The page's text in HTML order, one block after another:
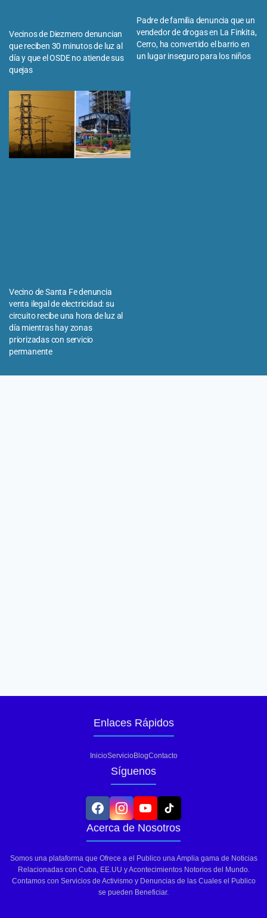
Vecinos de Diezmero denuncian
que reciben 30 minutos de luz al
día y que el OSDE no atiende sus
quejas
Padre de familia denuncia que un
vendedor de drogas en La Finkita,
Cerro, ha convertido el barrio en
un lugar inseguro para los niños
Vecino de Santa Fe denuncia
venta ilegal de electricidad: su
circuito recibe una hora de luz al
día mientras hay zonas
priorizadas con servicio
permanente
Enlaces Rápidos
InicioServicioBlogContacto
Síguenos
Acerca de Nosotros
Somos una plataforma que Ofrece a el Publico una Amplia gama de Noticias
Relacionadas con Cuba, EE.UU y Acontecimientos Notorios del Mundo.
Contamos con Servicios de Activismo y Denuncias de las Cuales el Publico
se pueden Beneficiar.